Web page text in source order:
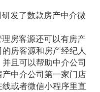
发了数款房产中介微
房客源还可以有房产
房客源和房产经纪人
且可以帮助中介公司
中介公司第一家门店
或者微信小程序里直